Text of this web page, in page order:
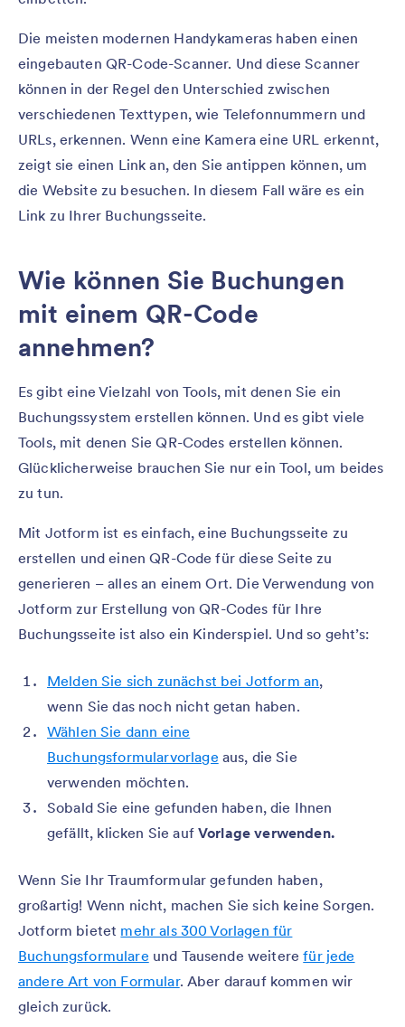
Die meisten modernen Handykameras haben einen
eingebauten QR-Code-Scanner. Und diese Scanner
können in der Regel den Unterschied zwischen
verschiedenen Texttypen, wie Telefonnummern und
URLs, erkennen. Wenn eine Kamera eine URL erkennt,
zeigt sie einen Link an, den Sie antippen können, um
die Website zu besuchen. In diesem Fall wäre es ein
Link zu Ihrer Buchungsseite.
Wie können Sie Buchungen
mit einem QR-Code
annehmen?
Es gibt eine Vielzahl von Tools, mit denen Sie ein
Buchungssystem erstellen können. Und es gibt viele
Tools, mit denen Sie QR-Codes erstellen können.
Glücklicherweise brauchen Sie nur ein Tool, um beides
zu tun.
Mit Jotform ist es einfach, eine Buchungsseite zu
erstellen und einen QR-Code für diese Seite zu
generieren – alles an einem Ort. Die Verwendung von
Jotform zur Erstellung von QR-Codes für Ihre
Buchungsseite ist also ein Kinderspiel. Und so geht’s:
Melden Sie sich zunächst bei Jotform an,
wenn Sie das noch nicht getan haben.
Wählen Sie dann eine
Buchungsformularvorlage aus, die Sie
verwenden möchten.
Sobald Sie eine gefunden haben, die Ihnen
gefällt, klicken Sie aufVorlage verwenden.
Wenn Sie Ihr Traumformular gefunden haben,
großartig! Wenn nicht, machen Sie sich keine Sorgen.
Jotform bietet mehr als 300 Vorlagen für
Buchungsformulare und Tausende weiterefür jede
andere Art von Formular. Aber darauf kommen wir
gleich zurück.